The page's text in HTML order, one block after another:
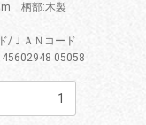
柄部:木製
/ＪＡＮコード
05058